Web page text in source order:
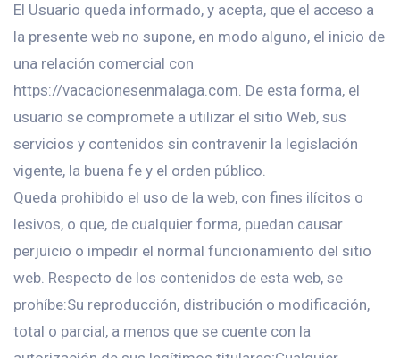
El Usuario queda informado, y acepta, que el acceso a
la presente web no supone, en modo alguno, el inicio de
una relación comercial con
https://vacacionesenmalaga.com. De esta forma, el
usuario se compromete a utilizar el sitio Web, sus
servicios y contenidos sin contravenir la legislación
vigente, la buena fe y el orden público.
Queda prohibido el uso de la web, con fines ilícitos o
lesivos, o que, de cualquier forma, puedan causar
perjuicio o impedir el normal funcionamiento del sitio
web. Respecto de los contenidos de esta web, se
prohíbe:Su reproducción, distribución o modificación,
total o parcial, a menos que se cuente con la